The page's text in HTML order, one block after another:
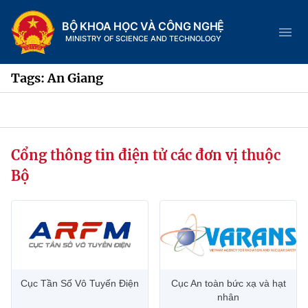
BỘ KHOA HỌC VÀ CÔNG NGHỆ
MINISTRY OF SCIENCE AND TECHNOLOGY
Trang chủ
Chức năng nhiệm vụ
Tin tức sự kiện
Hệ thống văn bản
Tags: An Giang
Cổng thông tin điện tử các đơn vị thuộc
Bộ
Cục Tần Số Vô Tuyến Điện
Cục An toàn bức xạ và hạt
nhân